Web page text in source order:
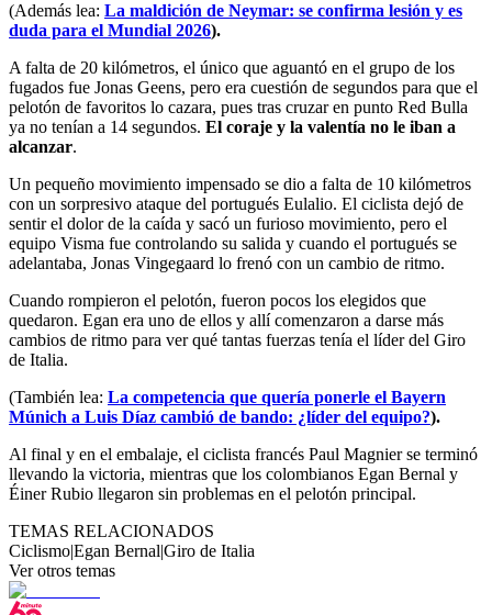
(Además lea: La maldición de Neymar: se confirma lesión y es
duda para el Mundial 2026).
A falta de 20 kilómetros, el único que aguantó en el grupo de los
fugados fue Jonas Geens, pero era cuestión de segundos para que el
pelotón de favoritos lo cazara, pues tras cruzar en punto Red Bulla
ya no tenían a 14 segundos. El coraje y la valentía no le iban a
alcanzar.
Un pequeño movimiento impensado se dio a falta de 10 kilómetros
con un sorpresivo ataque del portugués Eulalio. El ciclista dejó de
sentir el dolor de la caída y sacó un furioso movimiento, pero el
equipo Visma fue controlando su salida y cuando el portugués se
adelantaba, Jonas Vingegaard lo frenó con un cambio de ritmo.
Cuando rompieron el pelotón, fueron pocos los elegidos que
quedaron. Egan era uno de ellos y allí comenzaron a darse más
cambios de ritmo para ver qué tantas fuerzas tenía el líder del Giro
de Italia.
(También lea: La competencia que quería ponerle el Bayern
Múnich a Luis Díaz cambió de bando: ¿líder del equipo?).
Al final y en el embalaje, el ciclista francés Paul Magnier se terminó
llevando la victoria, mientras que los colombianos Egan Bernal y
Éiner Rubio llegaron sin problemas en el pelotón principal.
TEMAS RELACIONADOS
Ciclismo|Egan Bernal|Giro de Italia
Ver otros temas